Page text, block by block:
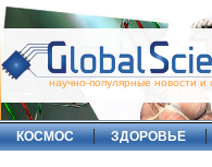
научно-популярные новости и
КОСМОС ЗДОРОВЬЕ